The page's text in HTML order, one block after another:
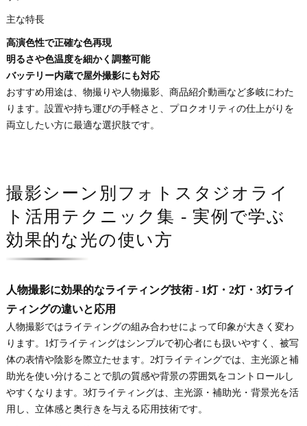
主な特長
高演色性で正確な色再現
明るさや色温度を細かく調整可能
バッテリー内蔵で屋外撮影にも対応
おすすめ用途は、物撮りや人物撮影、商品紹介動画など多岐にわた
ります。設置や持ち運びの手軽さと、プロクオリティの仕上がりを
両立したい方に最適な選択肢です。
撮影シーン別フォトスタジオライ
ト活用テクニック集 - 実例で学ぶ
効果的な光の使い方
人物撮影に効果的なライティング技術 - 1灯・2灯・3灯ライ
ティングの違いと応用
人物撮影ではライティングの組み合わせによって印象が大きく変わ
ります。1灯ライティングはシンプルで初心者にも扱いやすく、被写
体の表情や陰影を際立たせます。2灯ライティングでは、主光源と補
助光を使い分けることで肌の質感や背景の雰囲気をコントロールし
やすくなります。3灯ライティングは、主光源・補助光・背景光を活
用し、立体感と奥行きを与える応用技術です。